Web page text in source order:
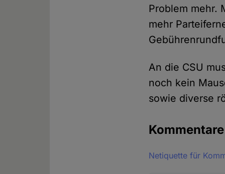
Problem mehr.
mehr
An die CSU
noch kein
sowie diverse
Kommentare
Netiquette für